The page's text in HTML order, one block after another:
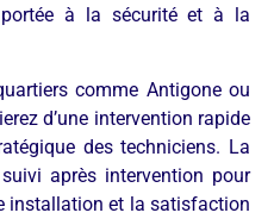
portée à la sécurité et à la
comme Antigone ou
d’une intervention rapide
des techniciens. La
après intervention pour
installation et la satisfaction